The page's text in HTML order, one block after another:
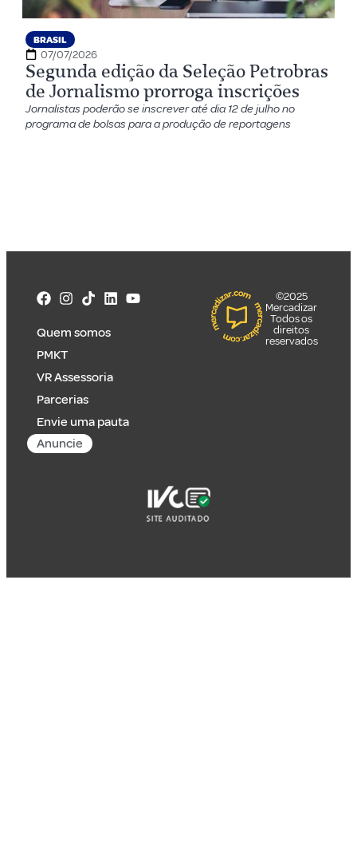
BRASIL
07/07/2026
Segunda edição da Seleção Petrobras
de Jornalismo prorroga inscrições
Jornalistas poderão se inscrever até dia 12 de julho no
programa de bolsas para a produção de reportagens
Quem somos
PMKT
VR Assessoria
Parcerias
Envie uma pauta
Anuncie
©2025
Mercadizar
Todos os
direitos
reservados